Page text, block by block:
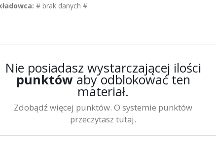
# brak danych #
Nie posiadasz wystarczającej ilości
punktów aby odblokować ten
materiał.
Zdobądź więcej punktów. O systemie punktów
przeczytasz tutaj.